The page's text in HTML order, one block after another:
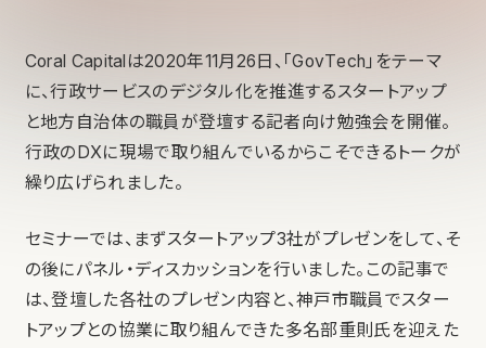
Coral Capitalは2020年11月26日、「GovTech」をテーマ
に、行政サービスのデジタル化を推進するスタートアップ
と地方自治体の職員が登壇する記者向け勉強会を開催。
行政のDXに現場で取り組んでいるからこそできるトークが
繰り広げられました。
セミナーでは、まずスタートアップ3社がプレゼンをして、そ
の後にパネル・ディスカッションを行いました。この記事で
は、登壇した各社のプレゼン内容と、神戸市職員でスター
トアップとの協業に取り組んできた多名部重則氏を迎えた